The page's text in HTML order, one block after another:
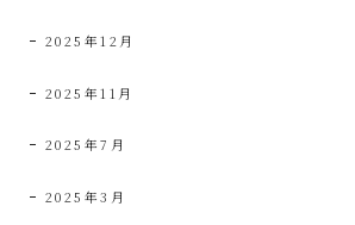
2025年12月
2025年11月
2025年7月
2025年3月